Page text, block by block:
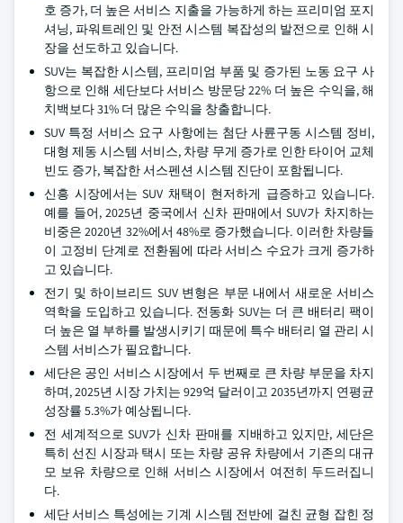
호 증가, 더 높은 서비스 지출을 가능하게 하는 프리미엄 포지
셔닝, 파워트레인 및 안전 시스템 복잡성의 발전으로 인해 시
장을 선도하고 있습니다.
SUV는 복잡한 시스템, 프리미엄 부품 및 증가된 노동 요구 사
항으로 인해 세단보다 서비스 방문당 22% 더 높은 수익을, 해
치백보다 31% 더 많은 수익을 창출합니다.
SUV 특정 서비스 요구 사항에는 첨단 사륜구동 시스템 정비,
대형 제동 시스템 서비스, 차량 무게 증가로 인한 타이어 교체
빈도 증가, 복잡한 서스펜션 시스템 진단이 포함됩니다.
신흥 시장에서는 SUV 채택이 현저하게 급증하고 있습니다.
예를 들어, 2025년 중국에서 신차 판매에서 SUV가 차지하는
비중은 2020년 32%에서 48%로 증가했습니다. 이러한 차량들
이 고정비 단계로 전환됨에 따라 서비스 수요가 크게 증가하
고 있습니다.
전기 및 하이브리드 SUV 변형은 부문 내에서 새로운 서비스
역학을 도입하고 있습니다. 전동화 SUV는 더 큰 배터리 팩이
더 높은 열 부하를 발생시키기 때문에 특수 배터리 열 관리 시
스템 서비스가 필요합니다.
세단은 공인 서비스 시장에서 두 번째로 큰 차량 부문을 차지
하며, 2025년 시장 가치는 929억 달러이고 2035년까지 연평균
성장률 5.3%가 예상됩니다.
전 세계적으로 SUV가 신차 판매를 지배하고 있지만, 세단은
특히 선진 시장과 택시 또는 차량 공유 차량에서 기존의 대규
모 보유 차량으로 인해 서비스 시장에서 여전히 두드러집니
다.
세단 서비스 특성에는 기계 시스템 전반에 걸친 균형 잡힌 정